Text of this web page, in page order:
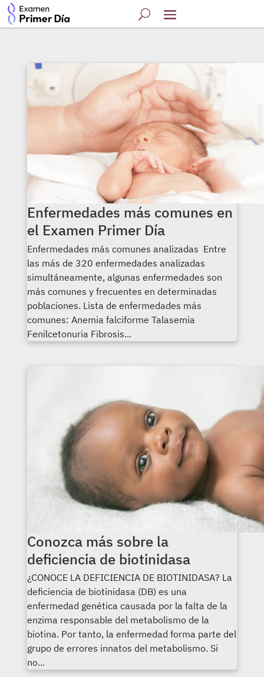
Enfermedades más comunes en
el Examen Primer Día
Enfermedades más comunes analizadas Entre
las más de 320 enfermedades analizadas
simultáneamente, algunas enfermedades son
más comunes y frecuentes en determinadas
poblaciones. Lista de enfermedades más
comunes: Anemia falciforme Talasemia
Fenilcetonuria Fibrosis...
Conozca más sobre la
deficiencia de biotinidasa
¿CONOCE LA DEFICIENCIA DE BIOTINIDASA? La
deficiencia de biotinidasa (DB) es una
enfermedad genética causada por la falta de la
enzima responsable del metabolismo de la
biotina. Por tanto, la enfermedad forma parte del
grupo de errores innatos del metabolismo. Si
no...